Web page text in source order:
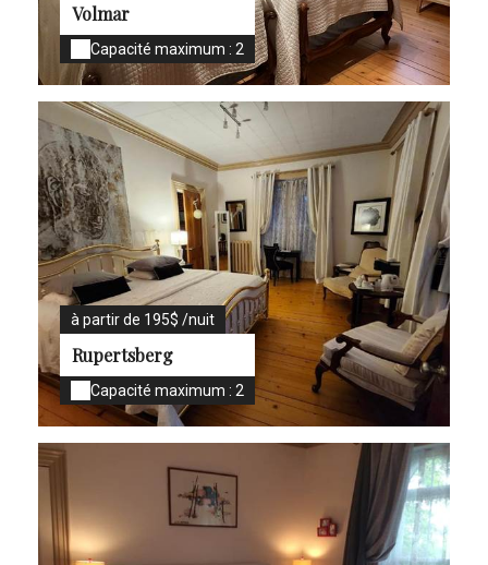
Volmar
Capacité maximum : 2
à partir de 195$ /nuit
Rupertsberg
Capacité maximum : 2